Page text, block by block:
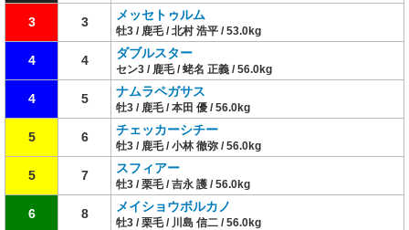
3 3 メッセトゥルム
牡3 / 鹿毛 / 北村 浩平 / 53.0kg
4 4 ダブルスター
セン3 / 鹿毛 / 蛯名 正義 / 56.0kg
4 5 ナムラペガサス
牡3 / 鹿毛 / 本田 優 / 56.0kg
5 6 チェッカーシチー
牡3 / 鹿毛 / 小林 徹弥 / 56.0kg
5 7 スフィアー
牡3 / 栗毛 / 吉永 護 / 56.0kg
6 8 メイショウボルカノ
牡3 / 栗毛 / 川島 信二 / 56.0kg